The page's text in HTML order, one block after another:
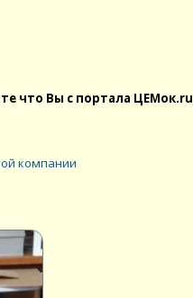
что Вы с портала ЦЕМок.ru
компании